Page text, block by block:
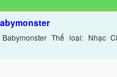
Thể loại: Nhạc